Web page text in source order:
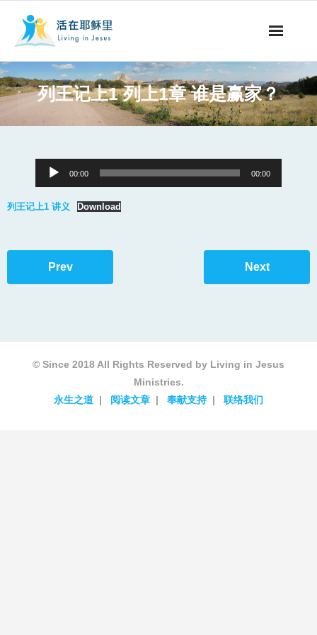
事工概要
永生之道
其他语言
列王记上1 列上1章 谁是赢家？
Audio
Player
00:00 00:00
列王记上1 讲义 Download
Prev Next
© Since 2018 All Rights Reserved by Living in Jesus
Ministries.
永生之道
阅读文章 奉献支持 联络我们